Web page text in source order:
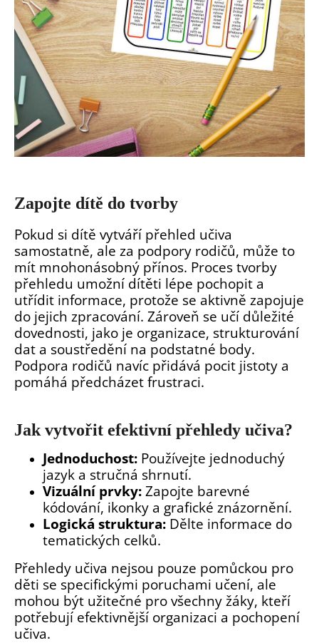
Zapojte dítě do tvorby
Pokud si dítě vytváří přehled učiva
samostatně, ale za podpory rodičů, může to
mít mnohonásobný přínos. Proces tvorby
přehledu umožní dítěti lépe pochopit a
utřídit informace, protože se aktivně zapojuje
do jejich zpracování. Zároveň se učí důležité
dovednosti, jako je organizace, strukturování
dat a soustředění na podstatné body.
Podpora rodičů navíc přidává pocit jistoty a
pomáhá předcházet frustraci.
Jak vytvořit efektivní přehledy učiva?
Jednoduchost: Používejte jednoduchý
jazyk a stručná shrnutí.
Vizuální prvky: Zapojte barevné
kódování, ikonky a grafické znázornění.
Logická struktura: Dělte informace do
tematických celků.
Přehledy učiva nejsou pouze pomůckou pro
děti se specifickými poruchami učení, ale
mohou být užitečné pro všechny žáky, kteří
potřebují efektivnější organizaci a pochopení
učiva.